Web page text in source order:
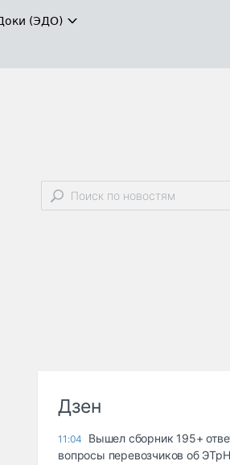
(ЭДО)
Дзен
11:04
Вышел сборник 195+
вопросы перевозчиков об ЭТрН